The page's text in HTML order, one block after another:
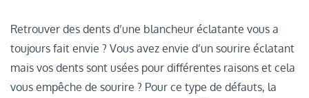
Retrouver des dents d’une blancheur éclatante vous a
toujours fait envie ? Vous avez envie d’un sourire éclatant
mais vos dents sont usées pour différentes raisons et cela
vous empêche de sourire ? Pour ce type de défauts, la